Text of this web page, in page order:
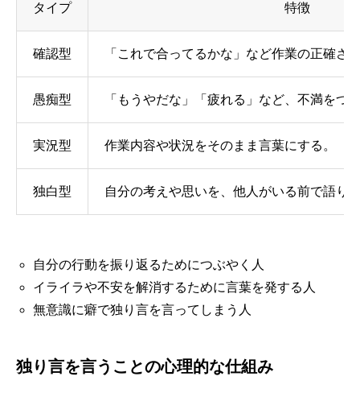
タイプ 特徴
確認型 「これで合ってるかな」など作業の正確さ
愚痴型 「もうやだな」「疲れる」など、不満をつ
実況型 作業内容や状況をそのまま言葉にする。
独白型 自分の考えや思いを、他人がいる前で語り
自分の行動を振り返るためにつぶやく人
イライラや不安を解消するために言葉を発する人
無意識に癖で独り言を言ってしまう人
独り言を言うことの心理的な仕組み